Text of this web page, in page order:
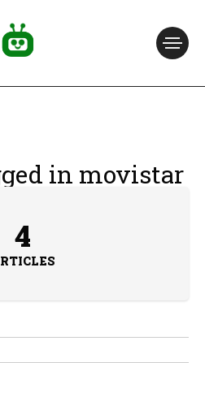
in movistar
4